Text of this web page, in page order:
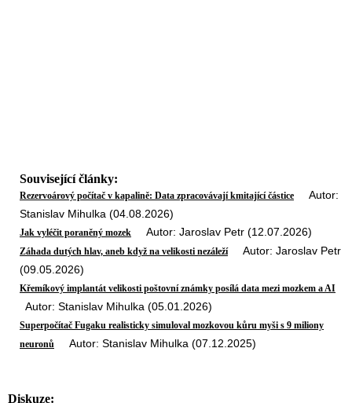
Související články:
Rezervoárový počítač v kapalině: Data zpracovávají kmitající částice Autor:
Stanislav Mihulka (04.08.2026)
Jak vyléčit poraněný mozek Autor: Jaroslav Petr (12.07.2026)
Záhada dutých hlav, aneb když na velikosti nezáležíAutor: Jaroslav Petr
(09.05.2026)
Křemíkový implantát velikosti poštovní známky posílá data mezi mozkem a AI
Autor: Stanislav Mihulka (05.01.2026)
Superpočítač Fugaku realisticky simuloval mozkovou kůru myši s 9 miliony
neuronů Autor: Stanislav Mihulka (07.12.2025)
Diskuze: